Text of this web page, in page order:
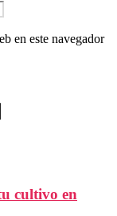
en este navegador
cultivo en